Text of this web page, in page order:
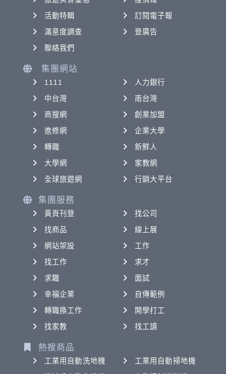
活動特輯
訂閱電子報
滿意度調查
登廣告
聯絡我們
集團網站
1111
人力銀行
中台灣
南台灣
商搜網
創業加盟
進修網
企業大學
轉職
新鮮人
大學網
家教網
全球旅遊網
行銷大平台
集團服務
黃頁刊登
找公司
找商品
線上展
網站架設
工作
找工作
求才
求職
面試
幸福企業
自傳範例
轉職換工作
開學打工
找家教
找工讀
熱搜商品
工業用自動洗地機
工業用自動掃地機